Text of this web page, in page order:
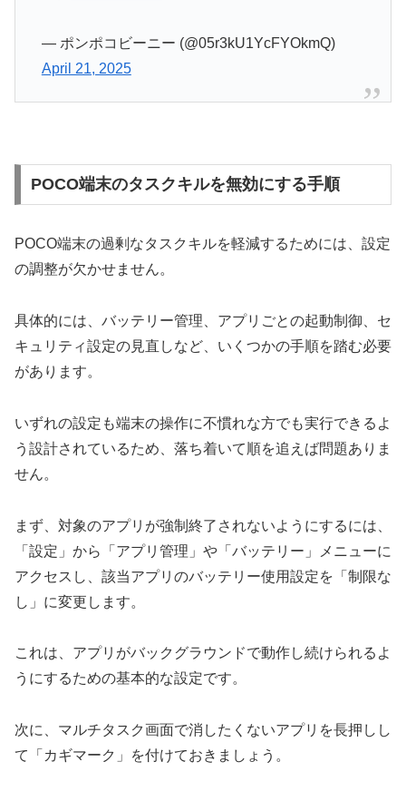
— ポンポコビーニー (@05r3kU1YcFYOkmQ)
April 21, 2025
POCO端末のタスクキルを無効にする手順
POCO端末の過剰なタスクキルを軽減するためには、設定
の調整が欠かせません。
具体的には、バッテリー管理、アプリごとの起動制御、セ
キュリティ設定の見直しなど、いくつかの手順を踏む必要
があります。
いずれの設定も端末の操作に不慣れな方でも実行できるよ
う設計されているため、落ち着いて順を追えば問題ありま
せん。
まず、対象のアプリが強制終了されないようにするには、
「設定」から「アプリ管理」や「バッテリー」メニューに
アクセスし、該当アプリのバッテリー使用設定を「制限な
し」に変更します。
これは、アプリがバックグラウンドで動作し続けられるよ
うにするための基本的な設定です。
次に、マルチタスク画面で消したくないアプリを長押しし
て「カギマーク」を付けておきましょう。